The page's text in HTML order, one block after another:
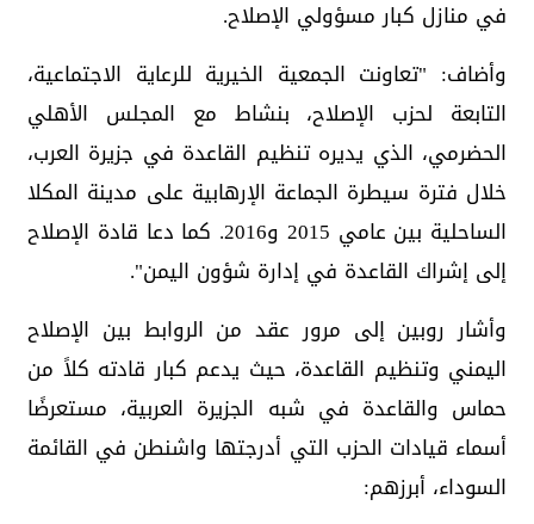
في منازل كبار مسؤولي الإصلاح.
وأضاف: "تعاونت الجمعية الخيرية للرعاية الاجتماعية،
التابعة لحزب الإصلاح، بنشاط مع المجلس الأهلي
الحضرمي، الذي يديره تنظيم القاعدة في جزيرة العرب،
خلال فترة سيطرة الجماعة الإرهابية على مدينة المكلا
الساحلية بين عامي 2015 و2016. كما دعا قادة الإصلاح
إلى إشراك القاعدة في إدارة شؤون اليمن".
وأشار روبين إلى مرور عقد من الروابط بين الإصلاح
اليمني وتنظيم القاعدة، حيث يدعم كبار قادته كلاً من
حماس والقاعدة في شبه الجزيرة العربية، مستعرضًا
أسماء قيادات الحزب التي أدرجتها واشنطن في القائمة
السوداء، أبرزهم: